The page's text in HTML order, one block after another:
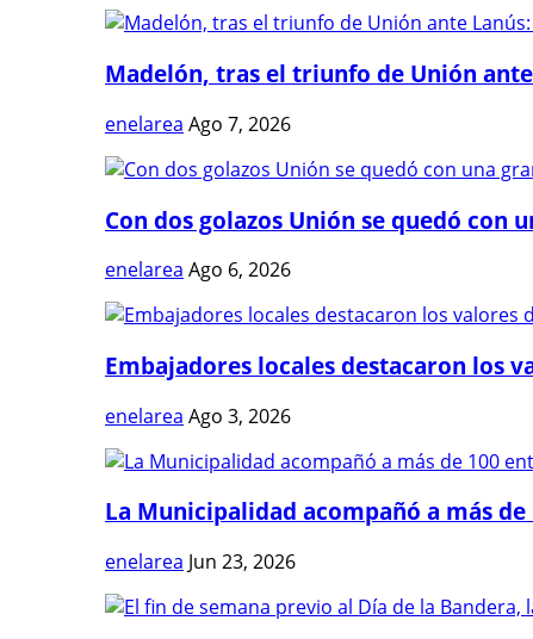
Madelón, tras el triunfo de Unión ante
enelarea Ago 7, 2026
Con dos golazos Unión se quedó con
enelarea Ago 6, 2026
Embajadores locales destacaron los
enelarea Ago 3, 2026
La Municipalidad acompañó a más de
enelarea Jun 23, 2026